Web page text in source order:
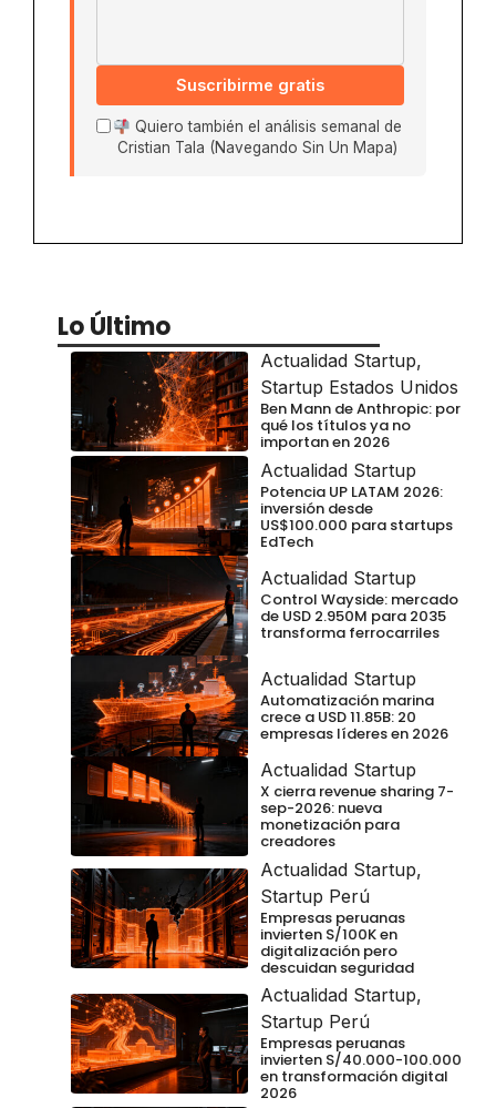
Suscribirme gratis
Quiero también el análisis semanal de
Cristian Tala (Navegando Sin Un Mapa)
Lo Último
Actualidad Startup,
Startup Estados Unidos
Ben Mann de Anthropic: por
qué los títulos ya no
importan en 2026
Actualidad Startup
Potencia UP LATAM 2026:
inversión desde
US$100.000 para startups
EdTech
Actualidad Startup
Control Wayside: mercado
de USD 2.950M para 2035
transforma ferrocarriles
Actualidad Startup
Automatización marina
crece a USD 11.85B: 20
empresas líderes en 2026
Actualidad Startup
X cierra revenue sharing 7-
sep-2026: nueva
monetización para
creadores
Actualidad Startup,
Startup Perú
Empresas peruanas
invierten S/100K en
digitalización pero
descuidan seguridad
Actualidad Startup,
Startup Perú
Empresas peruanas
invierten S/40.000-100.000
en transformación digital
2026